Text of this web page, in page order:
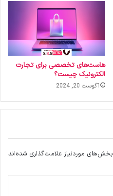
هاست‌های تخصصی برای تجارت
الکترونیک چیست؟
آگوست 20, 2024
بخش‌های موردنیاز علامت‌گذاری شده‌اند